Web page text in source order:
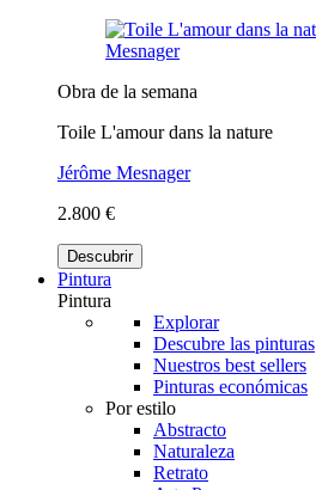
Obra de la semana
Toile L'amour dans la nature
Jérôme Mesnager
2.800 €
Descubrir
Pintura
Pintura
Explorar
Descubre las pinturas
Nuestros best sellers
Pinturas económicas
Por estilo
Abstracto
Naturaleza
Retrato